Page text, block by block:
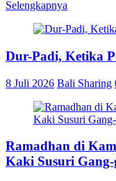
Share
Selengkapnya
Dur-Padi, Ketika
8 Juli 2026 Bali Sharing
Ramadhan di
Kaki Susuri